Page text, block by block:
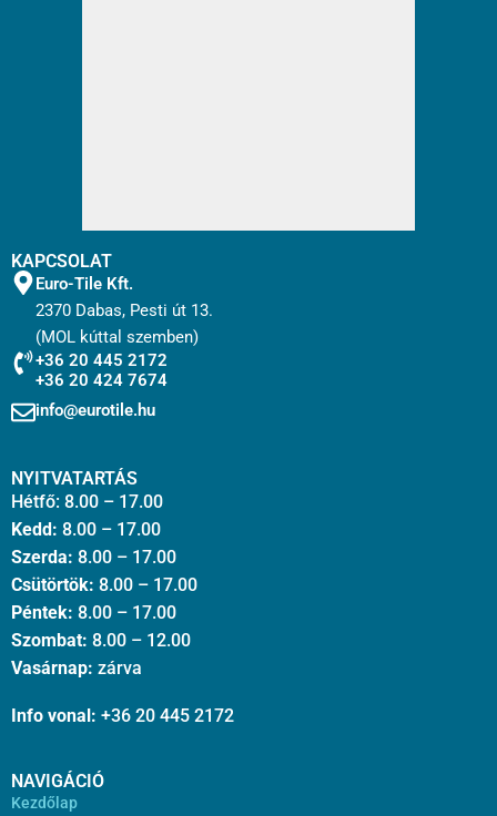
KAPCSOLAT
Euro-Tile Kft.
2370 Dabas, Pesti út 13.
(MOL kúttal szemben)
+36 20 445 2172
+36 20 424 7674
info@eurotile.hu
NYITVATARTÁS
Hétfő: 8.00 – 17.00
Kedd: 8.00 – 17.00
Szerda: 8.00 – 17.00
Csütörtök: 8.00 – 17.00
Péntek: 8.00 – 17.00
Szombat: 8.00 – 12.00
Vasárnap: zárva
Info vonal: +36 20 445 2172
NAVIGÁCIÓ
Kezdőlap